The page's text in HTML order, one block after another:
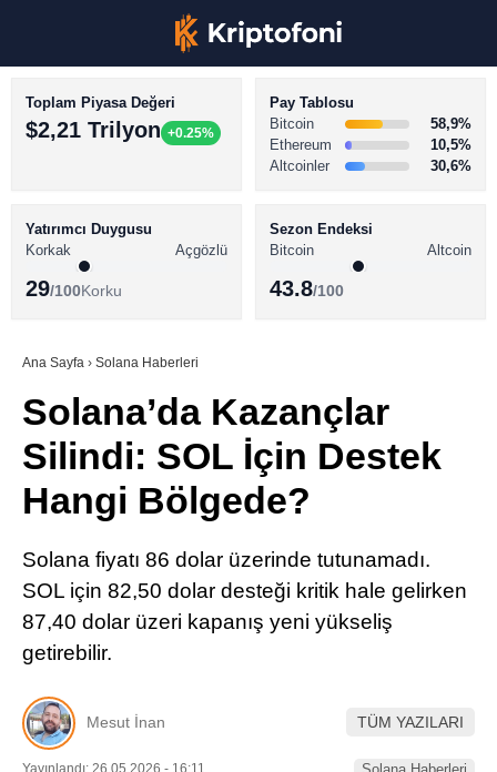
Youtube
TikTok
LinkedIn
BİTCOİN HABERLERİ
ALTCOİN HABERLERİ
SÖZLÜK
Toplam Piyasa Değeri
$2,21 Trilyon +0.25%
Pay Tablosu
Bitcoin
58,9%
Ethereum
10,5%
Altcoinler
30,6%
Yatırımcı Duygusu
Korkak
Açgözlü
29/100Korku
Sezon Endeksi
Bitcoin
Altcoin
43.8/100
Ana Sayfa › Solana Haberleri
Solana’da Kazançlar
Silindi: SOL İçin Destek
Hangi Bölgede?
Solana fiyatı 86 dolar üzerinde tutunamadı.
SOL için 82,50 dolar desteği kritik hale gelirken
87,40 dolar üzeri kapanış yeni yükseliş
getirebilir.
Mesut İnan TÜM YAZILARI
Yayınlandı: 26.05.2026 - 16:11